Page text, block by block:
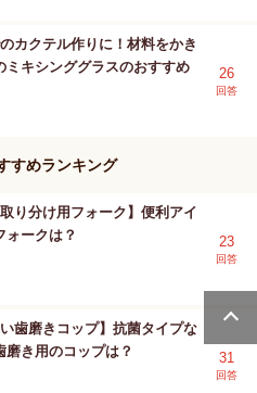
カクテル作りに！材料をかき
ミキシンググラスのおすすめ
26
回答
すめランキング
取り分け用フォーク】便利アイ
ォークは？
23
回答
い歯磨きコップ】抗菌タイプな
磨き用のコップは？
31
回答